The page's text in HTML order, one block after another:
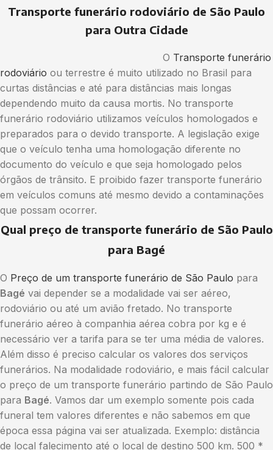
Transporte funerário rodoviário de São Paulo
para Outra Cidade
O Transporte funerário
rodoviário ou terrestre é muito utilizado no Brasil para
curtas distâncias e até para distâncias mais longas
dependendo muito da causa mortis. No transporte
funerário rodoviário utilizamos veículos homologados e
preparados para o devido transporte. A legislação exige
que o veículo tenha uma homologação diferente no
documento do veículo e que seja homologado pelos
órgãos de trânsito. E proibido fazer transporte funerário
em veículos comuns até mesmo devido a contaminações
que possam ocorrer.
Qual preço de transporte funerário de São Paulo
para Bagé
O Preço de um transporte funerário de São Paulo para
Bagé vai depender se a modalidade vai ser aéreo,
rodoviário ou até um avião fretado. No transporte
funerário aéreo à companhia aérea cobra por kg e é
necessário ver a tarifa para se ter uma média de valores.
Além disso é preciso calcular os valores dos serviços
funerários. Na modalidade rodoviário, e mais fácil calcular
o preço de um transporte funerário partindo de São Paulo
para Bagé. Vamos dar um exemplo somente pois cada
funeral tem valores diferentes e não sabemos em que
época essa página vai ser atualizada. Exemplo: distância
de local falecimento até o local de destino 500 km. 500 *